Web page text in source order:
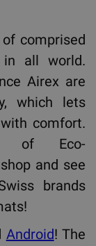
comprised
all world.
Airex are
which lets
comfort.
of Eco-
and see
brands
Android! The